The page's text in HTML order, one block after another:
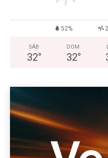
52%
SÁB
32°
DOM
32°